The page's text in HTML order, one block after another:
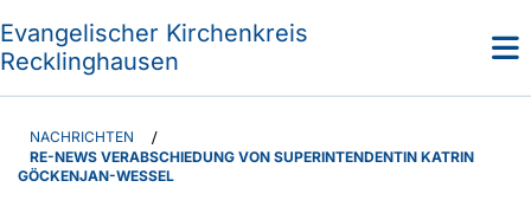
Evangelischer Kirchenkreis
Recklinghausen
NACHRICHTEN /
RE-NEWS VERABSCHIEDUNG VON SUPERINTENDENTIN KATRIN
GÖCKENJAN-WESSEL